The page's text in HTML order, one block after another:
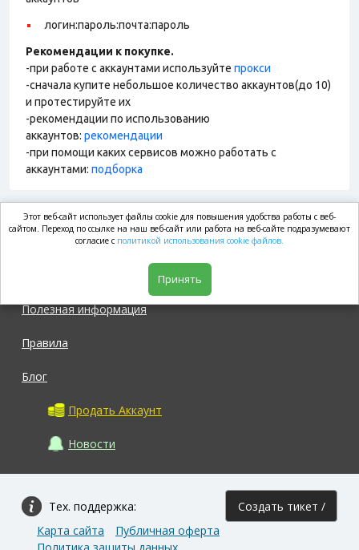
логин:пароль:почта:пароль
Рекомендации к покупке.
-при работе с аккаунтами используйте прокси
-сначала купите небольшое количество аккаунтов(до 10)
и протестируйте их
-рекомендации по использованию
аккаунтов: рекомендации
-при помощи каких сервисов можно работать с
аккаунтами: подборка
market.com
Полезная информация
Правила
Блог
Продать Аккаунт
Новости
Тех. поддержка: Создать тикет /
Карта сайта
Публичная оферта
Этот веб-сайт использует файлы cookie для повышения удобства работы с веб-
сайтом. Переход по ссылке на наш веб-сайт или работа на веб-сайте подразумевают
согласие с политикой использования cookie файлов.
Принять